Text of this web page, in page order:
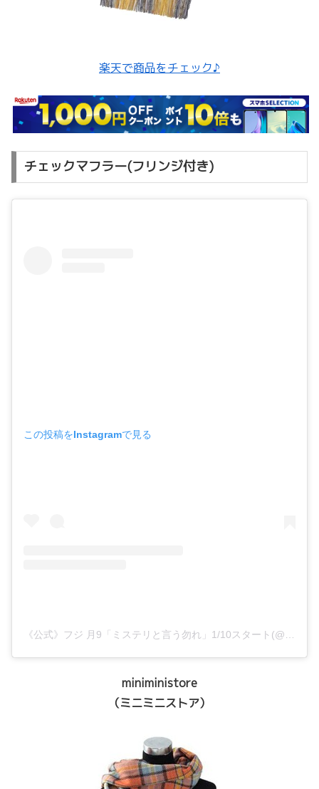
楽天で商品をチェック♪
チェックマフラー(フリンジ付き)
この投稿をInstagramで見る
miniministore
（ミニミニストア）